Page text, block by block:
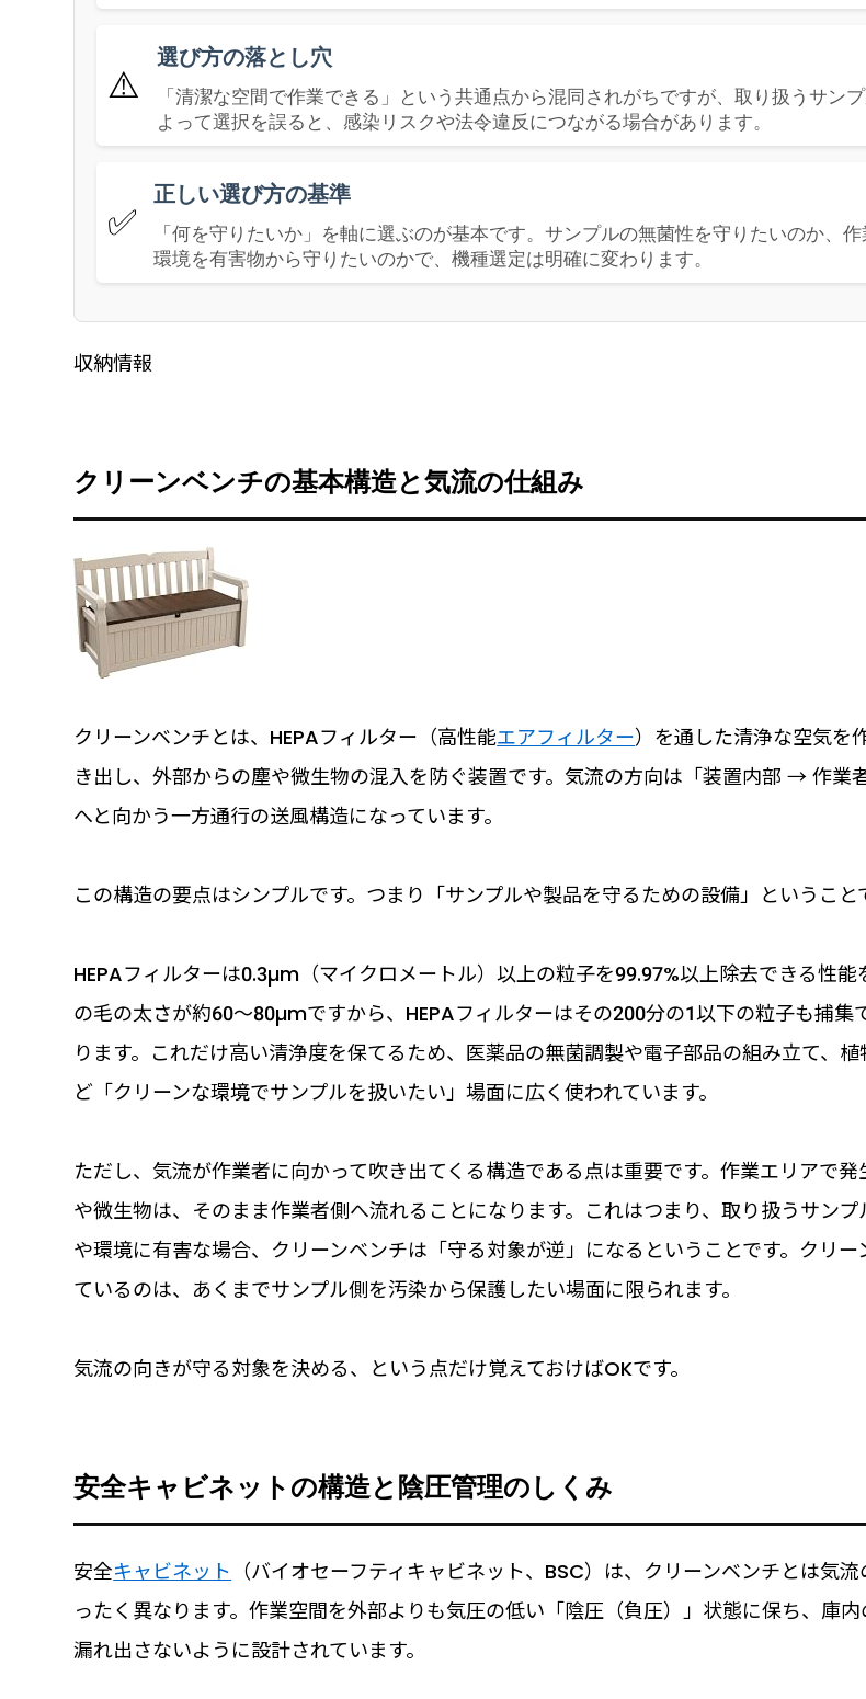
⚠️
選び方の落とし穴
「清潔な空間で作業できる」という共通点から混同されがちですが、取り扱うサン
よって選択を誤ると、感染リスクや法令違反につながる場合があります。
✅
正しい選び方の基準
「何を守りたいか」を軸に選ぶのが基本です。サンプルの無菌性を守りたいのか、
環境を有害物から守りたいのかで、機種選定は明確に変わります。
収納情報
クリーンベンチの基本構造と気流の仕組み
クリーンベンチとは、HEPAフィルター（高性能エアフィルター）を通した清浄な空気を
き出し、外部からの塵や微生物の混入を防ぐ装置です。気流の方向は「装置内部 → 作業
へと向かう一方通行の送風構造になっています。
この構造の要点はシンプルです。つまり「サンプルや製品を守るための設備」ということ
HEPAフィルターは0.3µm（マイクロメートル）以上の粒子を99.97%以上除去できる性能
の毛の太さが約60～80µmですから、HEPAフィルターはその200分の1以下の粒子も捕集
ります。これだけ高い清浄度を保てるため、医薬品の無菌調製や電子部品の組み立て、
ど「クリーンな環境でサンプルを扱いたい」場面に広く使われています。
ただし、気流が作業者に向かって吹き出てくる構造である点は重要です。作業エリアで
や微生物は、そのまま作業者側へ流れることになります。これはつまり、取り扱うサン
や環境に有害な場合、クリーンベンチは「守る対象が逆」になるということです。クリー
ているのは、あくまでサンプル側を汚染から保護したい場面に限られます。
気流の向きが守る対象を決める、という点だけ覚えておけばOKです。
安全キャビネットの構造と陰圧管理のしくみ
安全キャビネット （バイオセーフティキャビネット、BSC）は、クリーンベンチとは気
ったく異なります。作業空間を外部よりも気圧の低い「陰圧（負圧）」状態に保ち、庫
漏れ出さないように設計されています。